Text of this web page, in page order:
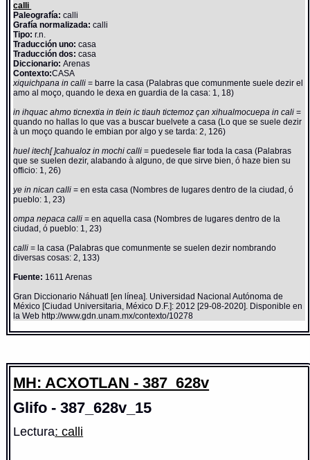
calli
Paleografía: calli
Grafía normalizada: calli
Tipo: r.n.
Traducción uno: casa
Traducción dos: casa
Diccionario:Arenas
Contexto:CASA
xiquichpana in calli= barre la casa (Palabras que comunmente suele dezir el
amo al moço, quando le dexa en guardia de la casa: 1, 18)
in ihquac ahmo ticnextia in tlein ic tiauh tictemoz çan xihualmocuepa in cali=
quando no hallas lo que vas a buscar buelvete a casa (Lo que se suele dezir
à un moço quando le embian por algo y se tarda: 2, 126)
huel itech[ ]cahualoz in mochi calli= puedesele fiar toda la casa (Palabras
que se suelen dezir, alabando à alguno, de que sirve bien, ó haze bien su
officio: 1, 26)
ye in nican calli= en esta casa (Nombres de lugares dentro de la ciudad, ó
pueblo: 1, 23)
ompa nepaca calli= en aquella casa (Nombres de lugares dentro de la
ciudad, ó pueblo: 1, 23)
calli= la casa (Palabras que comunmente se suelen dezir nombrando
diversas cosas: 2, 133)
Fuente: 1611 Arenas
Gran Diccionario Náhuatl [en línea]. Universidad Nacional Autónoma de
México [Ciudad Universitaria, México D.F.]: 2012 [29-08-2020]. Disponible en
la Web http://www.gdn.unam.mx/contexto/10278
MH: ACXOTLAN - 387_628v
Glifo - 387_628v_15
Lectura: calli